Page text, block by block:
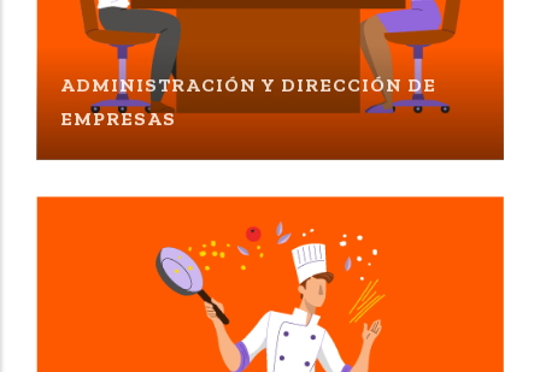
ADMINISTRACIÓN Y DIRECCIÓN DE
EMPRESAS